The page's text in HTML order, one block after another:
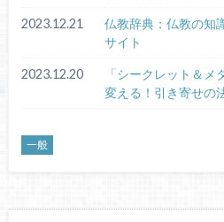
2023.12.21
仏教辞典：仏教の知
サイト
2023.12.20
「シークレット＆
変える！引き寄せの
一般